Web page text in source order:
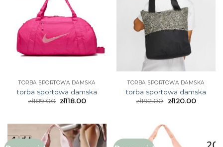
TORBA SPORTOWA DAMSKA
torba sportowa damska
zł189.00 zł118.00
TORBA SPORTOWA DAMSKA
torba sportowa damska
zł192.00 zł120.00